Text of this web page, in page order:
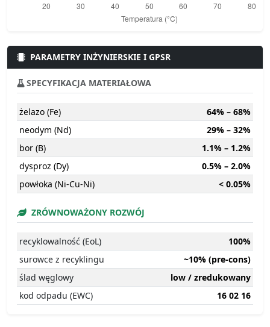
PARAMETRY INŻYNIERSKIE I GPSR
SPECYFIKACJA MATERIAŁOWA
żelazo (Fe)
64% – 68%
neodym (Nd)
29% – 32%
bor (B)
1.1% – 1.2%
dysproz (Dy)
0.5% – 2.0%
powłoka (Ni-Cu-Ni)
< 0.05%
ZRÓWNOWAŻONY ROZWÓJ
recyklowalność (EoL)
100%
surowce z recyklingu
~10% (pre-cons)
ślad węglowy
low / zredukowany
kod odpadu (EWC)
16 02 16